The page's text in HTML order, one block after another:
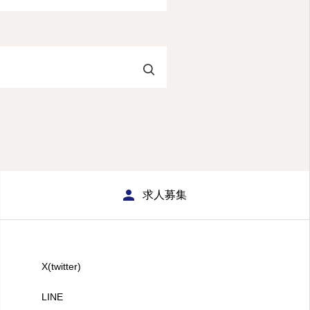
求人募集
X(twitter)
LINE